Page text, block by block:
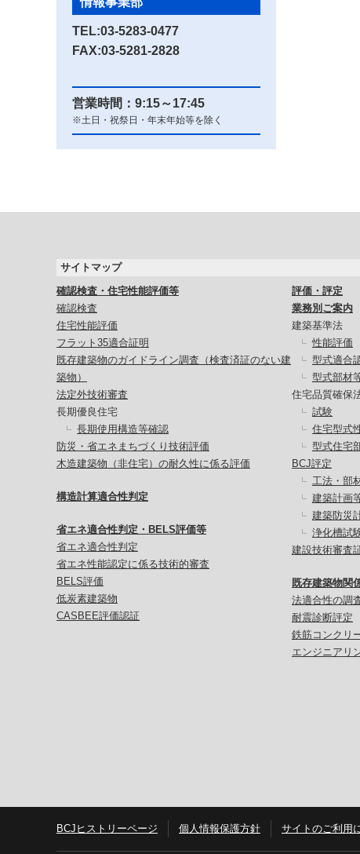
TEL:03-5283-0477
FAX:03-5281-2828
営業時間：9:15～17:45
※土日・祝祭日・年末年始等を除く
サイトマップ
確認検査・住宅性能評価等
確認検査
住宅性能評価
フラット35適合証明
既存建築物のガイドライン調査（検査済証のない建
築物）
法定外技術審査
長期優良住宅
長期使用構造等確認
防災・省エネまちづくり技術評価
木造建築物（非住宅）の耐久性に係る評価
構造計算適合性判定
省エネ適合性判定・BELS評価等
省エネ適合性判定
省エネ性能認定に係る技術的審査
BELS評価
低炭素建築物
CASBEE評価認証
評価・評定
業務別ご案内
建築基準法
性能評価
型式適合
型式部材
住宅品質確保
試験
住宅型式
型式住宅
BCJ評定
工法・部
建築計画
建築防災
浄化槽試
建設技術審査
既存建築物関
法適合性の調
耐震診断評定
鉄筋コンクリ
エンジニアリ
BCJヒストリーページ 個人情報保護方針 サイトのご利用